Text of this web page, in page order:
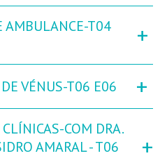
AMBULANCE-T04
+
VÉNUS-T06 E06 +
COM DRA.
AMARAL - T06
+